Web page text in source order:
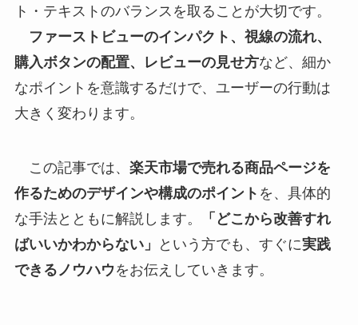
ト・テキストのバランスを取ることが大切です。
ファーストビューのインパクト、視線の流れ、
購入ボタンの配置、レビューの見せ方など、細か
なポイントを意識するだけで、ユーザーの行動は
大きく変わります。
この記事では、 楽天市場で売れる商品ページを
作るためのデザインや構成のポイント を、具体的
な手法とともに解説します。
「どこから改善すれ
ばいいかわからない」
という方でも、すぐに実践
できるノウハウをお伝えしていきます。